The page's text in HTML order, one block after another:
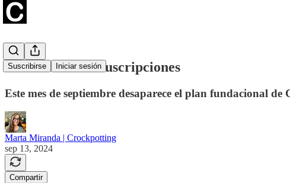
Suscribirse Iniciar sesión
Cambios en las suscripciones
Este mes de septiembre desaparece el plan fundacional
Marta Miranda | Crockpotting
sep 13, 2024
Compartir